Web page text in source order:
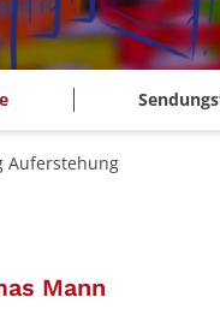
Auferstehung
Mann